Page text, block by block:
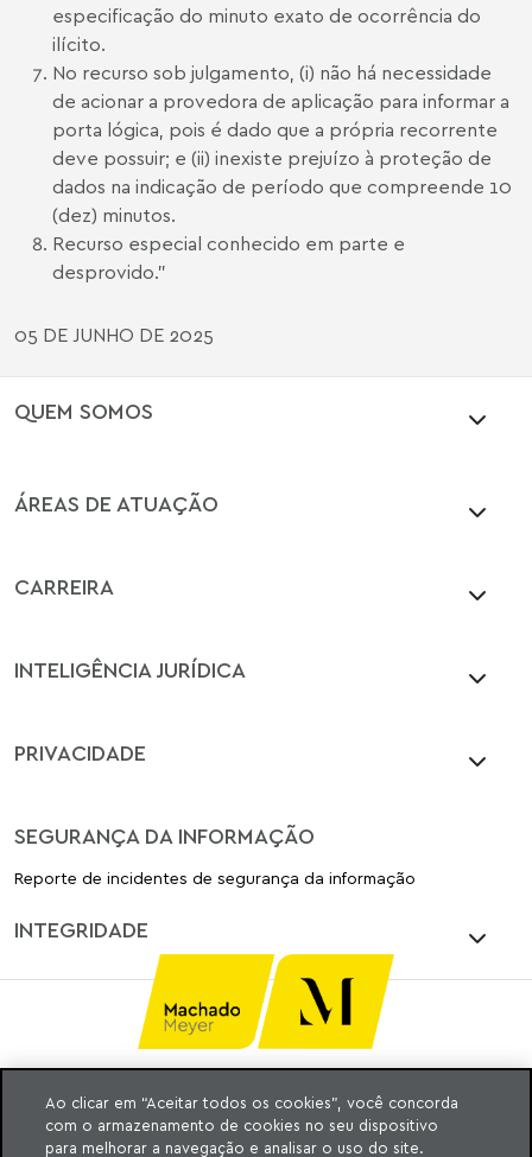
especificação do minuto exato de ocorrência do
ilícito.
No recurso sob julgamento, (i) não há necessidade
de acionar a provedora de aplicação para informar a
porta lógica, pois é dado que a própria recorrente
deve possuir; e (ii) inexiste prejuízo à proteção de
dados na indicação de período que compreende 10
(dez) minutos.
Recurso especial conhecido em parte e
desprovido.”
05 DE JUNHO DE 2025
QUEM SOMOS
ÁREAS DE ATUAÇÃO
CARREIRA
INTELIGÊNCIA JURÍDICA
PRIVACIDADE
SEGURANÇA DA INFORMAÇÃO
Reporte de incidentes de segurança da informação
INTEGRIDADE
Ⓒ MACHADO, MEYER, SENDACZ E OPICE
ADVOGADOS 2025
Ao clicar em “Aceitar todos os cookies”, você concorda
com o armazenamento de cookies no seu dispositivo
para melhorar a navegação e analisar o uso do site.